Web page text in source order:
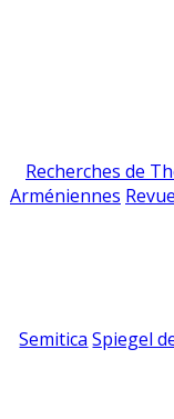
Recherches de
Arméniennes
Semitica Spiegel